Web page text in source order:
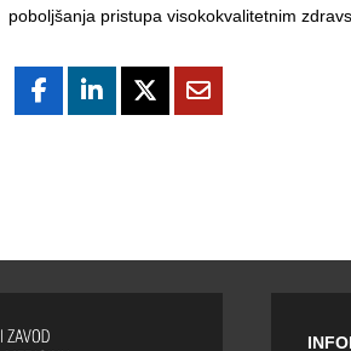
poboljšanja pristupa visokokvalitetnim